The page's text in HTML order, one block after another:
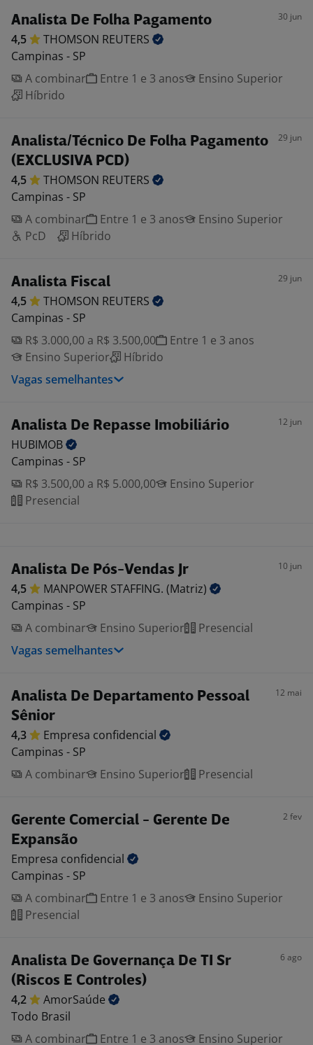
Analista De Folha Pagamento 30 jun
4,5 THOMSON REUTERS
Campinas - SP
A combinar
Entre 1 e 3 anos
Ensino Superior
Híbrido
Analista/Técnico De Folha Pagamento
(EXCLUSIVA PCD)
29 jun
4,5 THOMSON REUTERS
Campinas - SP
A combinar
Entre 1 e 3 anos
Ensino Superior
PcD
Híbrido
Analista Fiscal 29 jun
4,5 THOMSON REUTERS
Campinas - SP
R$ 3.000,00 a R$ 3.500,00
Entre 1 e 3 anos
Ensino Superior
Híbrido
Vagas semelhantes
Analista De Repasse Imobiliário 12 jun
HUBIMOB
Campinas - SP
R$ 3.500,00 a R$ 5.000,00
Ensino Superior
Presencial
Analista De Pós-Vendas Jr 10 jun
4,5 MANPOWER STAFFING. (Matriz)
Campinas - SP
A combinar
Ensino Superior
Presencial
Vagas semelhantes
Analista De Departamento Pessoal
Sênior
12 mai
4,3 Empresa confidencial
Campinas - SP
A combinar
Ensino Superior Presencial
Gerente Comercial - Gerente De
Expansão
2 fev
Empresa confidencial
Campinas - SP
A combinar
Entre 1 e 3 anos
Ensino Superior
Presencial
Analista De Governança De TI Sr
(Riscos E Controles)
6 ago
4,2
AmorSaúde
Todo Brasil
A combinar
Entre 1 e 3 anos Ensino Superior